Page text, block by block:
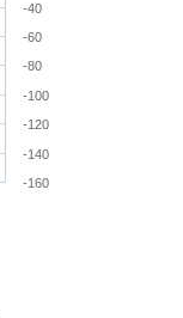
-160
-140
-120
-100
-80
-60
-40